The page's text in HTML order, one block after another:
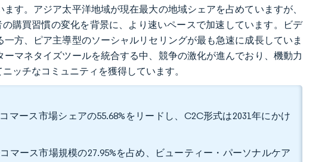
す。アジア太平洋地域が現在最大の地域シェアを占めていますが、
購買習慣の変化を背景に、より速いペースで加速しています。ビデ
方、ピア主導型のソーシャルリセリングが最も急速に成長していま
マネタイズツールを統合する中、競争の激化が進んでおり、機動力
ッチなコミュニティを獲得しています。
マース市場シェアの55.68%をリードし、C2C形式は2031年にかけ
マース市場規模の27.95%を占め、ビューティー・パーソナルケア